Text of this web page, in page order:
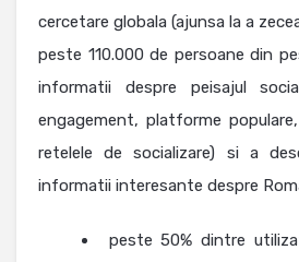
cercetare globala (ajunsa la a
peste 110.000 de persoane din
informatii despre peisajul
engagement, platforme
retelele de socializare) si a
informatii interesante despre
peste 50% dintre